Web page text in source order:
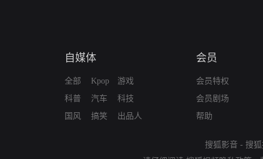
自媒体
全部
科普
国风
Kpop
汽车
搞笑
游戏
科技
出品人
会员
会员特权
会员剧场
帮助
搜狐影音 - 搜